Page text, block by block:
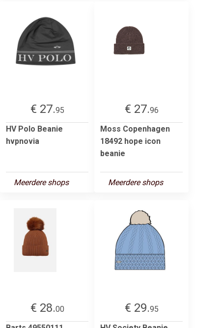
€ 27.95
HV Polo Beanie
hvpnovia
Meerdere shops
€ 27.96
Moss Copenhagen
18492 hope icon
beanie
Meerdere shops
€ 28.00
€ 29.95